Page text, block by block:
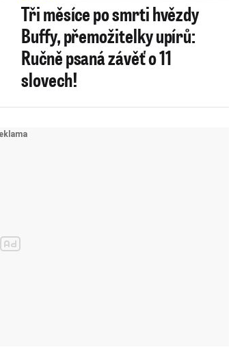
Tři měsíce po smrti hvězdy
Buffy, přemožitelky upírů:
Ručně psaná závěť o 11
slovech!